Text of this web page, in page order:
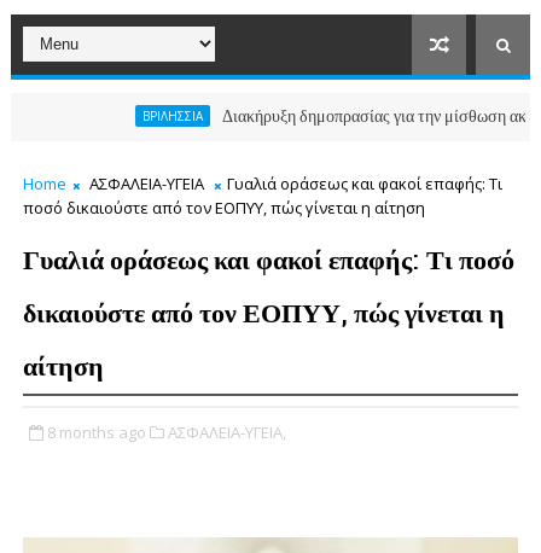
Διακήρυξη δημοπρασίας για την μίσθωση ακινήτου
Home ΑΣΦΑΛΕΙΑ-ΥΓΕΙΑ
Γυαλιά οράσεως και φακοί επαφής: Τι
ποσό δικαιούστε από τον ΕΟΠΥΥ, πώς γίνεται η αίτηση
Γυαλιά οράσεως και φακοί επαφής: Τι ποσό
δικαιούστε από τον ΕΟΠΥΥ, πώς γίνεται η
αίτηση
8 months ago ΑΣΦΑΛΕΙΑ-ΥΓΕΙΑ,